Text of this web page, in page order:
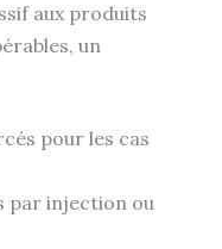
aux produits
un
pour les cas
par injection ou